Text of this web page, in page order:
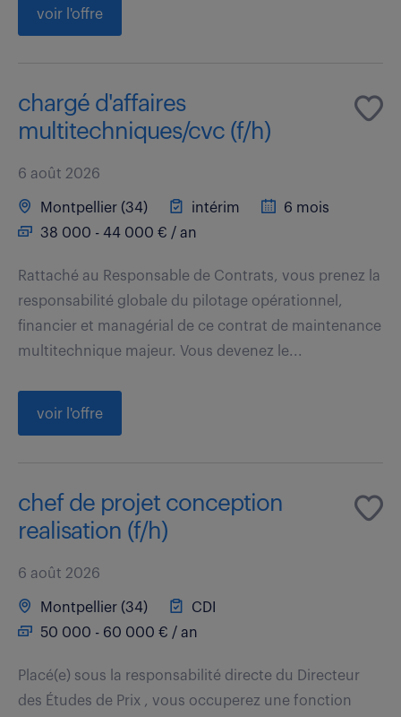
voir l'offre
chargé d'affaires
multitechniques/cvc (f/h)
6 août 2026
Montpellier (34) intérim
6 mois
38 000 - 44 000 € / an
Rattaché au Responsable de Contrats, vous prenez la
responsabilité globale du pilotage opérationnel,
financier et managérial de ce contrat de maintenance
multitechnique majeur. Vous devenez le...
voir l'offre
chef de projet conception
realisation (f/h)
6 août 2026
Montpellier (34)
CDI
50 000 - 60 000 € / an
Placé(e) sous la responsabilité directe du Directeur
des Études de Prix , vous occuperez une fonction